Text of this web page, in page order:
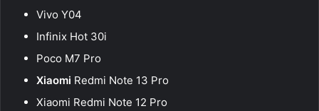
Vivo Y04
Infinix Hot 30i
Poco M7 Pro
Xiaomi Redmi Note 13 Pro
Xiaomi Redmi Note 12 Pro